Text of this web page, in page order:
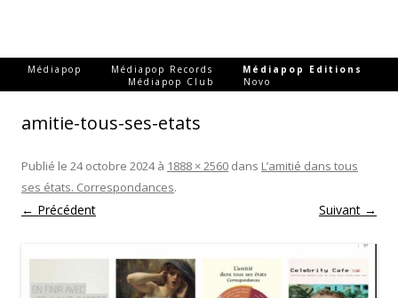
Médiapop Médiapop Records Médiapop Editions
Médiapop Club Novo
amitie-tous-ses-etats
Publié le 24 octobre 2024à 1888 × 2560 dans L’amitié dans tous
ses états. Correspondances.
← Précédent Suivant →